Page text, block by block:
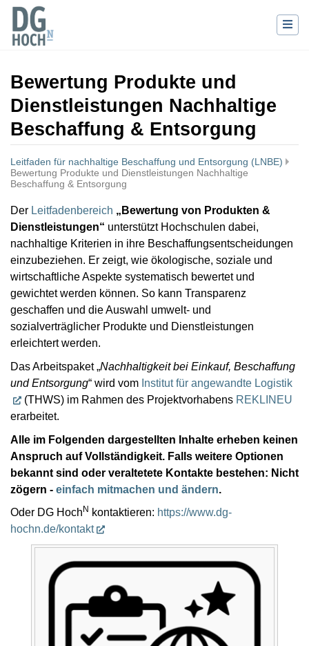
Bewertung Produkte und
Dienstleistungen Nachhaltige
Beschaffung & Entsorgung
Leitfaden für nachhaltige Beschaffung und Entsorgung (LNBE)
Bewertung Produkte und Dienstleistungen Nachhaltige
Beschaffung & Entsorgung
Wechseln zu:Navigation,Suche
Der Leitfadenbereich „Bewertung von Produkten &
Dienstleistungen“ unterstützt Hochschulen dabei,
nachhaltige Kriterien in ihre Beschaffungsentscheidungen
einzubeziehen. Er zeigt, wie ökologische, soziale und
wirtschaftliche Aspekte systematisch bewertet und
gewichtet werden können. So kann Transparenz
geschaffen und die Auswahl umwelt- und
sozialverträglicher Produkte und Dienstleistungen
erleichtert werden.
Das Arbeitspaket „Nachhaltigkeit bei Einkauf, Beschaffung
und Entsorgung“ wird vom Institut für angewandte Logistik
(THWS) im Rahmen des Projektvorhabens REKLINEU
erarbeitet.
Alle im Folgenden dargestellten Inhalte erheben keinen
Anspruch auf Vollständigkeit. Falls weitere Optionen
bekannt sind oder veraltetete Kontakte bestehen: Nicht
zögern - einfach mitmachen und ändern.
Oder DG Hoch N kontaktieren: https://www.dg-
hochn.de/kontakt